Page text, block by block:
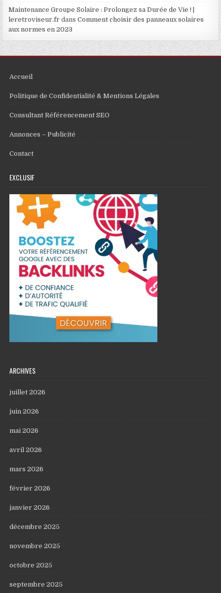
Maintenance Groupe Solaire : Prolongez sa Durée de Vie ! |
leretroviseur.fr dansComment choisir des panneaux solaires
aux normes en 2023
Accueil
Politique de Confidentialité & Mentions Légales
Consultant Référencement SEO
Annonces – Publicité
Contact
EXCLUSIF
ARCHIVES
juillet 2026
juin 2026
mai 2026
avril 2026
mars 2026
février 2026
janvier 2026
décembre 2025
novembre 2025
octobre 2025
septembre 2025